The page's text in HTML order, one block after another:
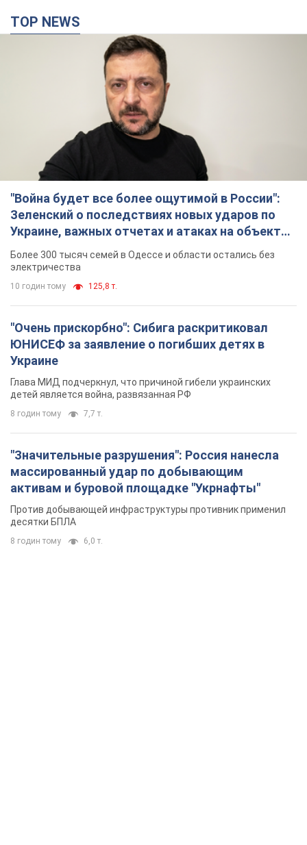
TOP NEWS
"Война будет все более ощутимой в России":
Зеленский о последствиях новых ударов по
Украине, важных отчетах и атаках на объекты
противника. Видео
Более 300 тысяч семей в Одессе и области остались без
электричества
10 годин тому 125,8 т.
"Очень прискорбно": Сибига раскритиковал
ЮНИСЕФ за заявление о погибших детях в
Украине
Глава МИД подчеркнул, что причиной гибели украинских
детей является война, развязанная РФ
8 годин тому 7,7 т.
"Значительные разрушения": Россия нанесла
массированный удар по добывающим
активам и буровой площадке "Укрнафты"
Против добывающей инфраструктуры противник применил
десятки БПЛА
8 годин тому 6,0 т.